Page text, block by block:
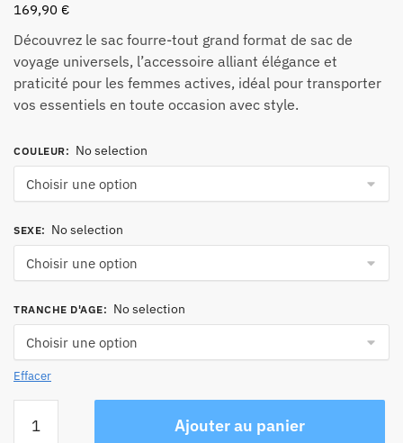
169,90 €
Découvrez le sac fourre-tout grand format de sac de
voyage universels, l’accessoire alliant élégance et
praticité pour les femmes actives, idéal pour transporter
vos essentiels en toute occasion avec style.
COULEUR: No selection
SEXE: No selection
TRANCHE D'AGE: No selection
Effacer
Ajouter au panier